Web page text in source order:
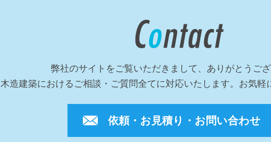
弊社のサイトをご覧いただきまして、 ありがとうござ
木造建築における ご相談・ご質問全てに対応いたします。 お気軽
依頼・お見積り・お問い合わせ